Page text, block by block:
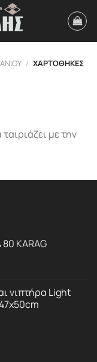
/ ΧΑΡΤΟΘΗΚΕΣ
με την
KARAG
νιπτήρα Light